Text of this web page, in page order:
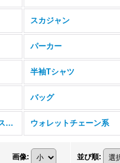
スカジャン
パーカー
半袖Tシャツ
バッグ
コンチョ等メンテナンス用品系 ウォレットチェーン系
画像: 並び順: